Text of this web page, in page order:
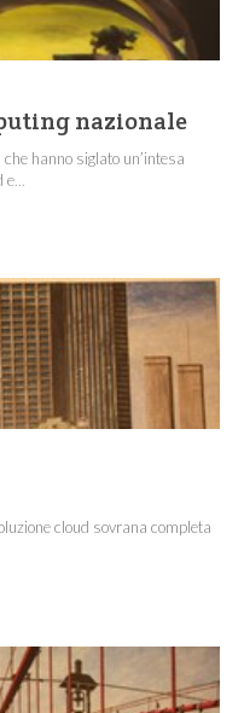
nazionale
hanno siglato un’intesa
cloud sovrana completa